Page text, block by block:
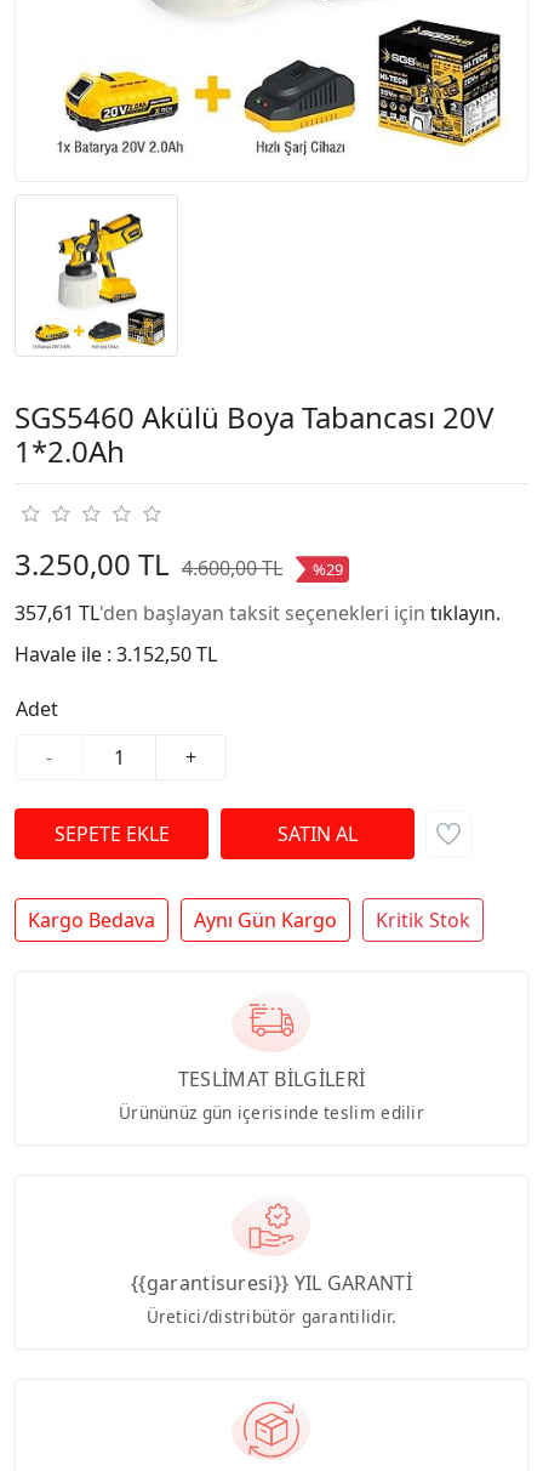
SGS5460 Akülü Boya Tabancası 20V
1*2.0Ah
3.250,00 TL 4.600,00 TL %29
357,61 TL'den başlayan taksit seçenekleri için tıklayın.
Havale ile : 3.152,50 TL
Adet
-
+
Kargo Bedava Aynı Gün Kargo Kritik Stok
TESLİMAT BİLGİLERİ
Ürününüz gün içerisinde teslim edilir
{{garantisuresi}} YIL GARANTİ
Üretici/distribütör garantilidir.